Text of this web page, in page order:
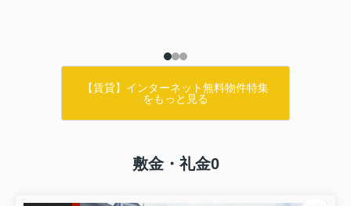
【賃貸】インターネット無料物件特集
をもっと見る
敷金・礼金0